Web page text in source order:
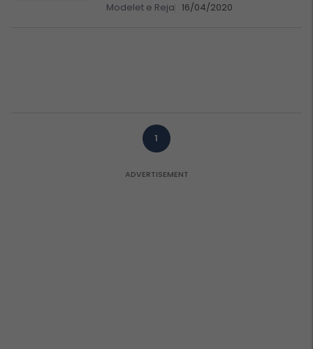
Modelet e Reja 16/04/2020
1